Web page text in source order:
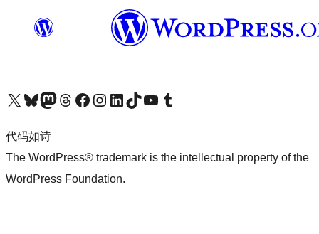
关注我们的 X（原 Twitter）账号访问我们的 Bluesky 账号关注我们的 Mastodon 账号访问我们的 Threads 账号 访问我们的 Facebook 公共主页关注我们的 Instagram 账号 关注我们的 LinkedIn 主页访问我们的 TikTok 账号访问我们的 YouTube 频道 访问我们的 Tumblr 账号
代码如诗
The WordPress® trademark is the intellectual property of the
WordPress Foundation.